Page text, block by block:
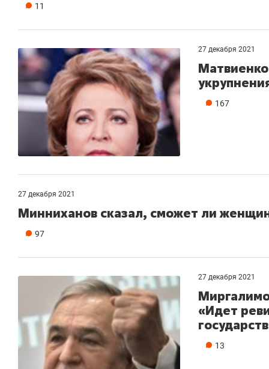
11
27 декабря 2021
167
27 декабря 2021
Минниханов сказал, сможет ли
97
27 декабря 2021
«Идет
13